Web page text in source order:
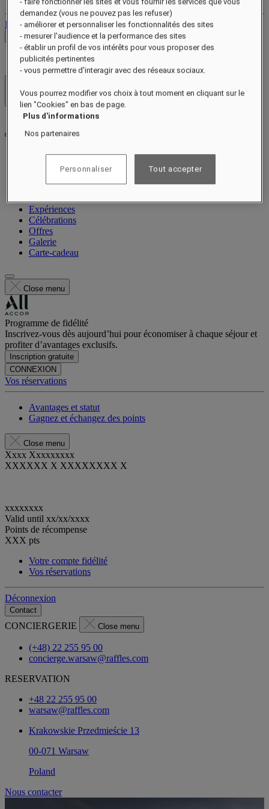
Déconnexion
Voir les tarifs
Hôtels et resorts
Ouvrir le menu
À propos
Restauration
Expériences
Célébrations
Offres
Galerie
Carte-cadeau
Close menu
Programme de fidélité
Inscrivez-vous dès aujourd’hui pour économiser à chaque séjour et
profiter d’avantages exclusifs.
Inscription gratuite
CONNEXION
Vos réservations
Avantages et statut
Gagnez et échangez des points
Close menu
Xxxx Xxxxxxxxx
XXXXXX X XXXXXXXX X
xxxxxxxx
Valid until xx/xx/xxxx
Points de récompense
XXX pts
Votre compte fidélité
Vos réservations
Déconnexion
Contact
CONCIERGERIE Close menu
(+48) 22 255 95 00
concierge.warsaw@raffles.com
RESERVATION
+48 22 255 95 00
warsaw@raffles.com
Krakowskie Przedmieście 13
00-071 Warsaw
Poland
Nous contacter
- faire fonctionner les sites et vous fournir les services que vous
demandez (vous ne pouvez pas les refuser)
- améliorer et personnaliser les fonctionnalités des sites
- mesurer l'audience et la performance des sites
- établir un profil de vos intérêts pour vous proposer des
publicités pertinentes
- vous permettre d'interagir avec des réseaux sociaux.
Vous pourrez modifier vos choix à tout moment en cliquant sur le
lien "Cookies" en bas de page.
Plus d'informations
Nos partenaires
Personnaliser Tout accepter